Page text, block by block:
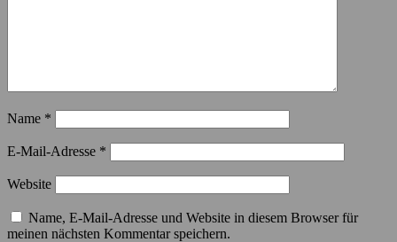
Name *
E-Mail-Adresse *
Website
Name, E-Mail-Adresse und Website in diesem Browser für
meinen nächsten Kommentar speichern.